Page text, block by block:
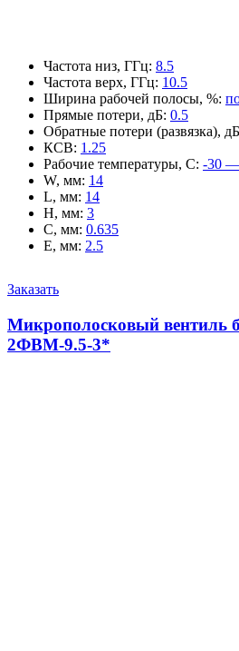
Частота низ, ГГц: 8.5
Частота верх, ГГц: 10.5
Ширина рабочей полосы, %:
Прямые потери, дБ: 0.5
Обратные потери (развязка), дБ
КСВ: 1.25
Рабочие температуры, С: -30
W, мм: 14
L, мм: 14
H, мм: 3
C, мм: 0.635
E, мм: 2.5
Заказать
Микрополосковый вентиль
2ФВМ-9.5-3*